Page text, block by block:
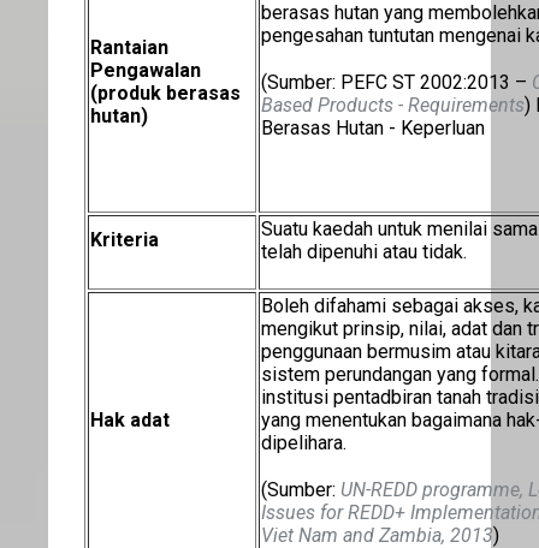
Rantaian
Pengawalan
(produk berasas
hutan)
berasas hutan yang
pengesahan tuntutan mengenai
(Sumber: PEFC ST 2002:2013 –
Based Products - Requirements)
Berasas Hutan - Keperluan
Kriteria
Suatu kaedah untuk menilai
telah dipenuhi atau tidak.
Hak adat
Boleh difahami sebagai akses,
mengikut prinsip, nilai, adat dan
penggunaan bermusim atau
sistem perundangan yang
institusi pentadbiran tanah
yang menentukan bagaimana
dipelihara.
(Sumber: UN-REDD programme,
Issues for REDD+
Viet Nam and Zambia, 2013)